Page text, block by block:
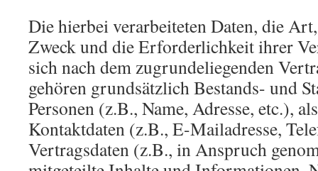
Die hierbei verarbeiteten Daten, die
Zweck und die Erforderlichkeit ihrer
sich nach dem zugrundeliegenden
gehören grundsätzlich Bestands- und
Personen (z.B., Name, Adresse, etc.),
Kontaktdaten (z.B., E-Mailadresse,
Vertragsdaten (z.B., in Anspruch